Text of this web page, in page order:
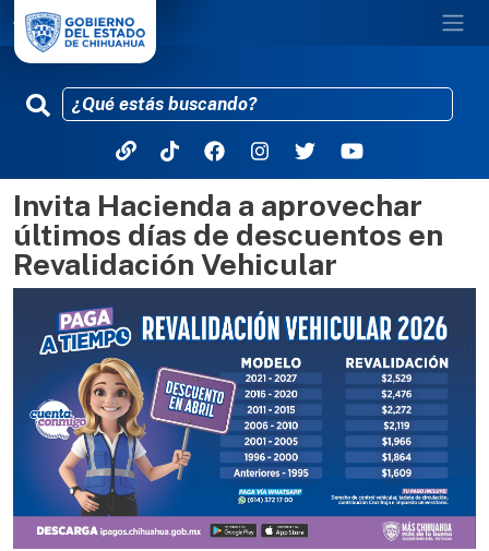
Pasar al contenido principal
Invita Hacienda a aprovechar
últimos días de descuentos en
Revalidación Vehicular